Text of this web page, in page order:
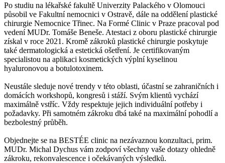
Po studiu na lékařské fakultě Univerzity Palackého v Olomouci
působil ve Fakultní nemocnici v Ostravě, dále na oddělení plastické
chirurgie Nemocnice Třinec. Na Formé Clinic v Praze pracoval pod
vedení MUDr. Tomáše Beneše. Atestaci z oboru plastické chirurgie
získal v roce 2021. Kromě zákroků plastické chirurgie poskytuje
také dermatologická a estetická ošetření. Je certifikovaným
specialistou na aplikaci kosmetických výplní kyselinou
hyaluronovou a botulotoxinem.
Neustále sleduje nové trendy v této oblasti, účastní se zahraničních i
domácích workshopů, kongresů i stáží. Svým klientů vychází
maximálně vstříc. Vždy respektuje jejich individuální potřeby i
požadavky. Při samotném zákroku dbá také na maximální pohodlí a
bezbolestný průběh.
Objednejte se na BESTÉE clinic na nezávaznou konzultaci, prim.
MUDr. Michal Dychus vám zodpoví všechny vaše dotazy ohledně
zákroku, rekonvalescence i očekávaných výsledků.